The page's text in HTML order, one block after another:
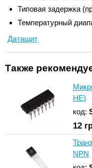
Типовая задержка
Температурный
Даташит
Также
НЕ)
код:
12
NPN